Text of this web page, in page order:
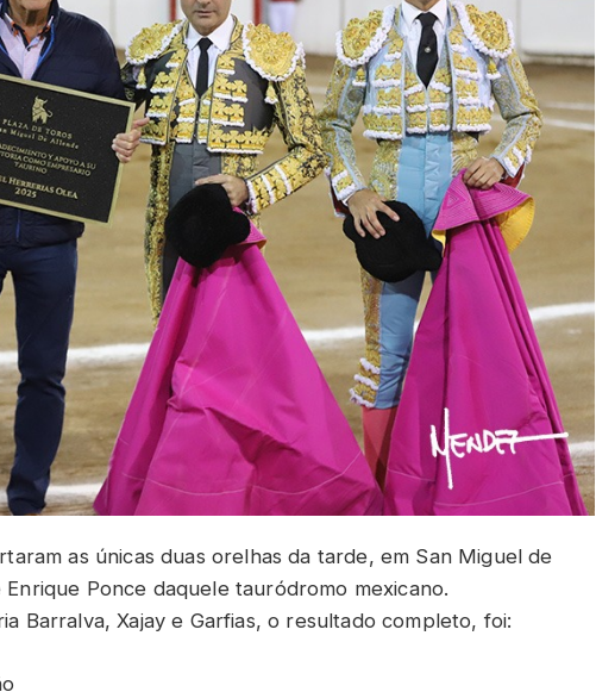
as únicas duas orelhas da tarde, em San Miguel de
Ponce daquele tauródromo mexicano.
Barralva, Xajay e Garfias, o resultado completo, foi: